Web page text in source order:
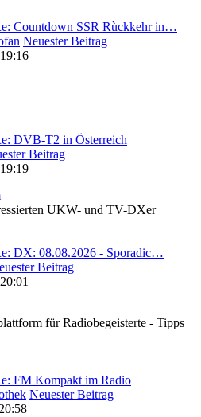
Countdown SSR Rùckkehr in…
Neuester Beitrag
DVB-T2 in Österreich
Beitrag
UKW- und TV-DXer
DX: 08.08.2026 - Sporadic…
Beitrag
für Radiobegeisterte - Tipps
FM Kompakt im Radio
Neuester Beitrag